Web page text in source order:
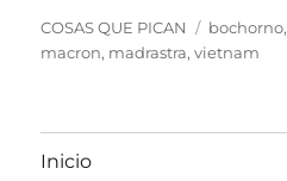
Categorías
COSAS QUE PICAN Etiquetas
bochorno,
macron, madrastra,vietnam
Inicio